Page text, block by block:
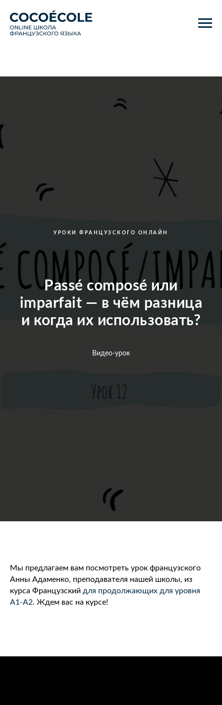
УРОКИ ФРАНЦУЗСКОГО ОНЛАЙН
Passé composé или
imparfait — в чём разница
и когда их использовать?
Видео-урок
Мы предлагаем вам посмотреть урок французского
Анны Адаменко, преподавателя нашей школы, из
курса Французский для продолжающих для уровня
А1-А2. Ждем вас на курсе!